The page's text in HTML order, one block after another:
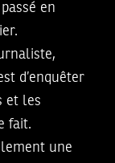
en
d’enquêter
et les
fait.
une